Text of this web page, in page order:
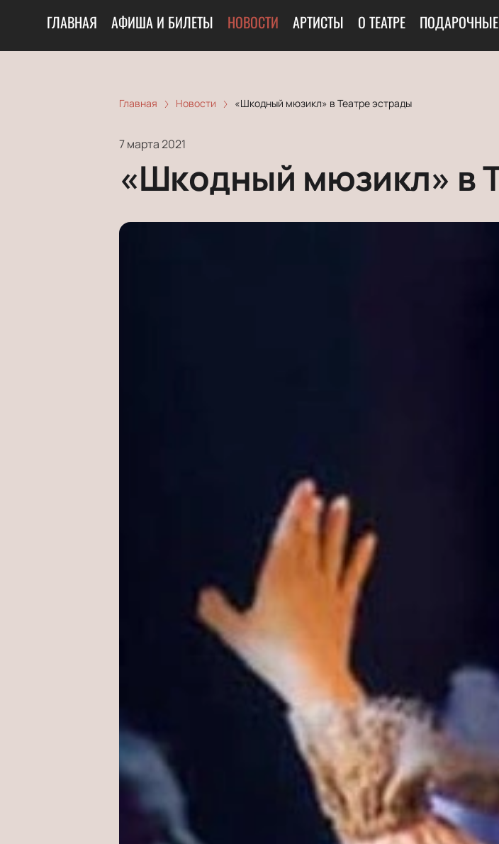
ГЛАВНАЯ АФИША И БИЛЕТЫ НОВОСТИ АРТИСТЫ О ТЕАТРЕ
Главная Новости «Шкодный мюзикл» в Театре эстрады
7 марта 2021
«Шкодный мюзикл» в